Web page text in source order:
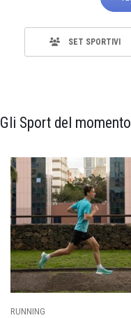
SET SPORTIVI
Gli Sport del momento
RUNNING